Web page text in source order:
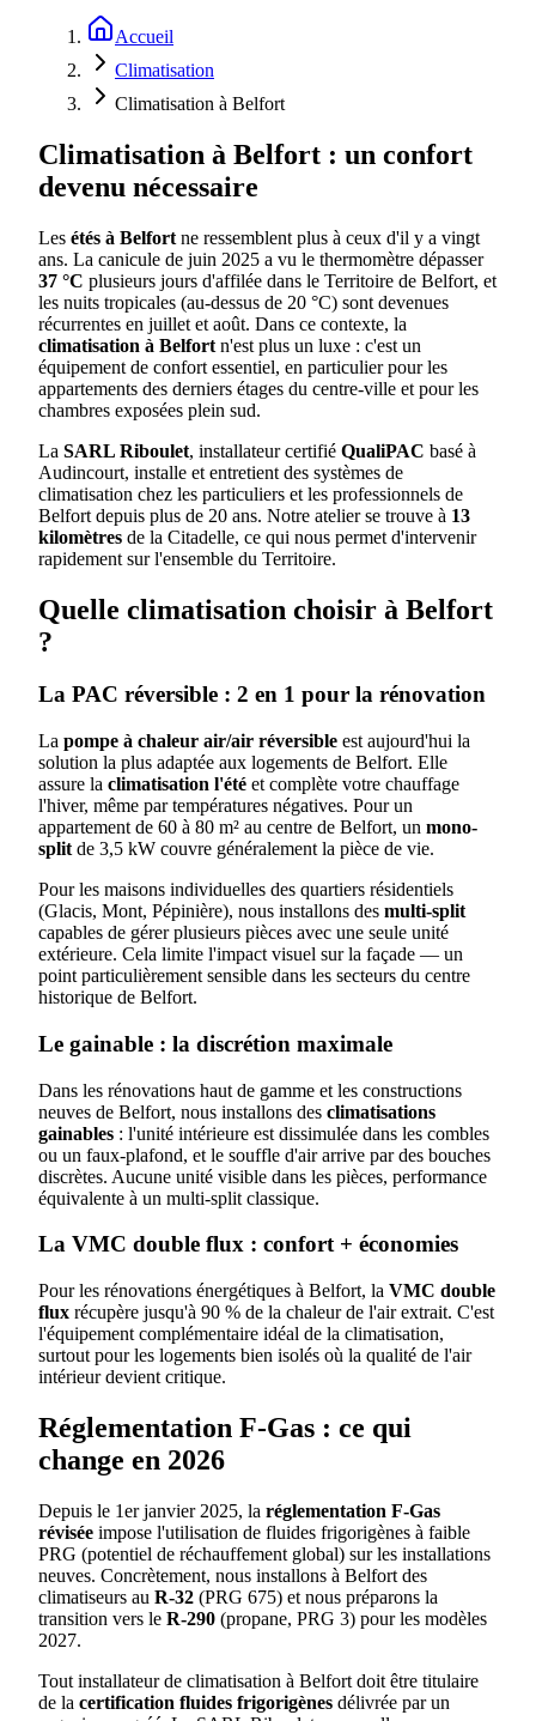
Accueil
Climatisation
Climatisation à Belfort
Climatisation à Belfort : un confort
devenu nécessaire
Les étés à Belfort ne ressemblent plus à ceux d'il y a vingt
ans. La canicule de juin 2025 a vu le thermomètre dépasser
37 °C plusieurs jours d'affilée dans le Territoire de Belfort, et
les nuits tropicales (au-dessus de 20 °C) sont devenues
récurrentes en juillet et août. Dans ce contexte, la
climatisation à Belfort n'est plus un luxe : c'est un
équipement de confort essentiel, en particulier pour les
appartements des derniers étages du centre-ville et pour les
chambres exposées plein sud.
La SARL Riboulet, installateur certifié QualiPAC basé à
Audincourt, installe et entretient des systèmes de
climatisation chez les particuliers et les professionnels de
Belfort depuis plus de 20 ans. Notre atelier se trouve à 13
kilomètres de la Citadelle, ce qui nous permet d'intervenir
rapidement sur l'ensemble du Territoire.
Quelle climatisation choisir à Belfort
?
La PAC réversible : 2 en 1 pour la rénovation
La pompe à chaleur air/air réversible est aujourd'hui la
solution la plus adaptée aux logements de Belfort. Elle
assure la climatisation l'été et complète votre chauffage
l'hiver, même par températures négatives. Pour un
appartement de 60 à 80 m² au centre de Belfort, un mono-
split de 3,5 kW couvre généralement la pièce de vie.
Pour les maisons individuelles des quartiers résidentiels
(Glacis, Mont, Pépinière), nous installons des multi-split
capables de gérer plusieurs pièces avec une seule unité
extérieure. Cela limite l'impact visuel sur la façade — un
point particulièrement sensible dans les secteurs du centre
historique de Belfort.
Le gainable : la discrétion maximale
Dans les rénovations haut de gamme et les constructions
neuves de Belfort, nous installons des climatisations
gainables : l'unité intérieure est dissimulée dans les combles
ou un faux-plafond, et le souffle d'air arrive par des bouches
discrètes. Aucune unité visible dans les pièces, performance
équivalente à un multi-split classique.
La VMC double flux : confort + économies
Pour les rénovations énergétiques à Belfort, la VMC double
flux récupère jusqu'à 90 % de la chaleur de l'air extrait. C'est
l'équipement complémentaire idéal de la climatisation,
surtout pour les logements bien isolés où la qualité de l'air
intérieur devient critique.
Réglementation F-Gas : ce qui
change en 2026
Depuis le 1er janvier 2025, la réglementation F-Gas
révisée impose l'utilisation de fluides frigorigènes à faible
PRG (potentiel de réchauffement global) sur les installations
neuves. Concrètement, nous installons à Belfort des
climatiseurs au R-32 (PRG 675) et nous préparons la
transition vers le R-290 (propane, PRG 3) pour les modèles
2027.
Tout installateur de climatisation à Belfort doit être titulaire
de la certification fluides frigorigènes délivrée par un